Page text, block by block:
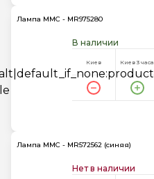
Лампа MMC - MR975280
В наличии
Киев Киев 3 часа
Лампа MMC - MR572562 (синяя)
Нет в наличии